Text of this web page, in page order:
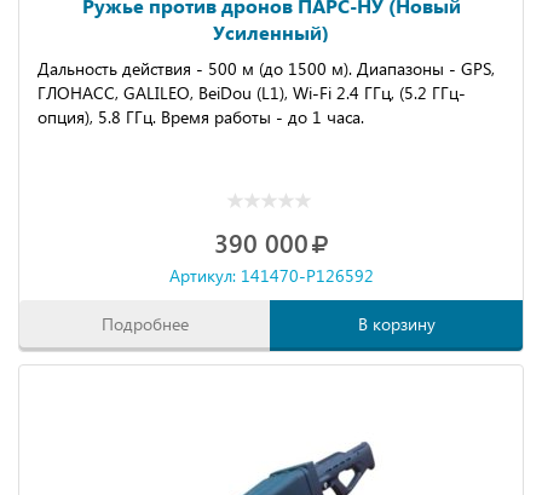
Ружье против дронов ПАРС-НУ (Новый
Усиленный)
Дальность действия - 500 м (до 1500 м). Диапазоны - GPS,
ГЛОНАСС, GALILEO, BeiDou (L1), Wi-Fi 2.4 ГГц, (5.2 ГГц-
опция), 5.8 ГГц. Время работы - до 1 часа.
390 000
Артикул: 141470-P126592
Подробнее В корзину